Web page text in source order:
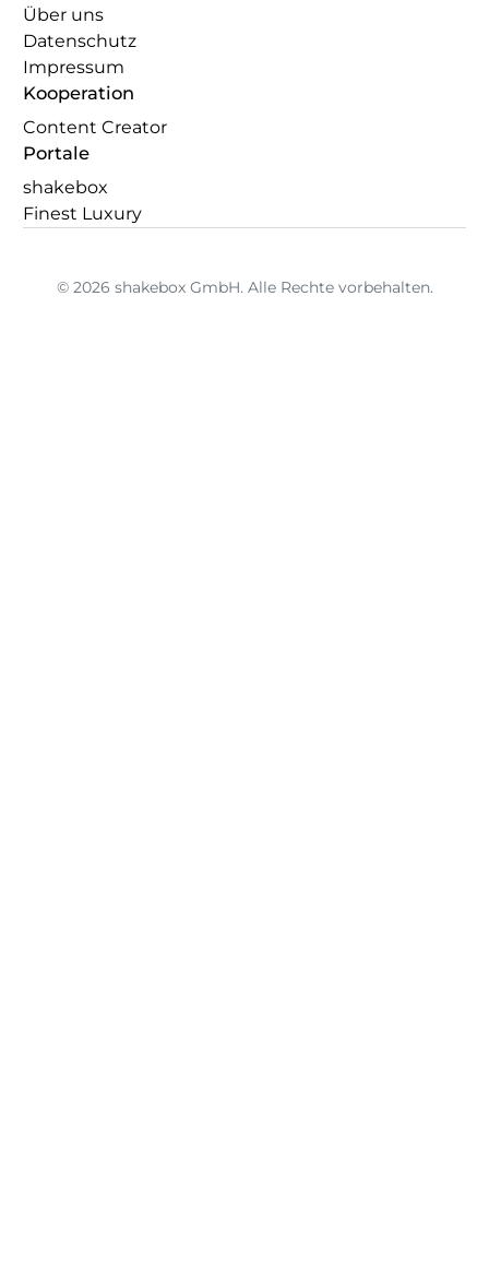
Über uns
Datenschutz
Impressum
Kooperation
Content Creator
Portale
shakebox
Finest Luxury
© 2026 shakebox GmbH. Alle Rechte vorbehalten.